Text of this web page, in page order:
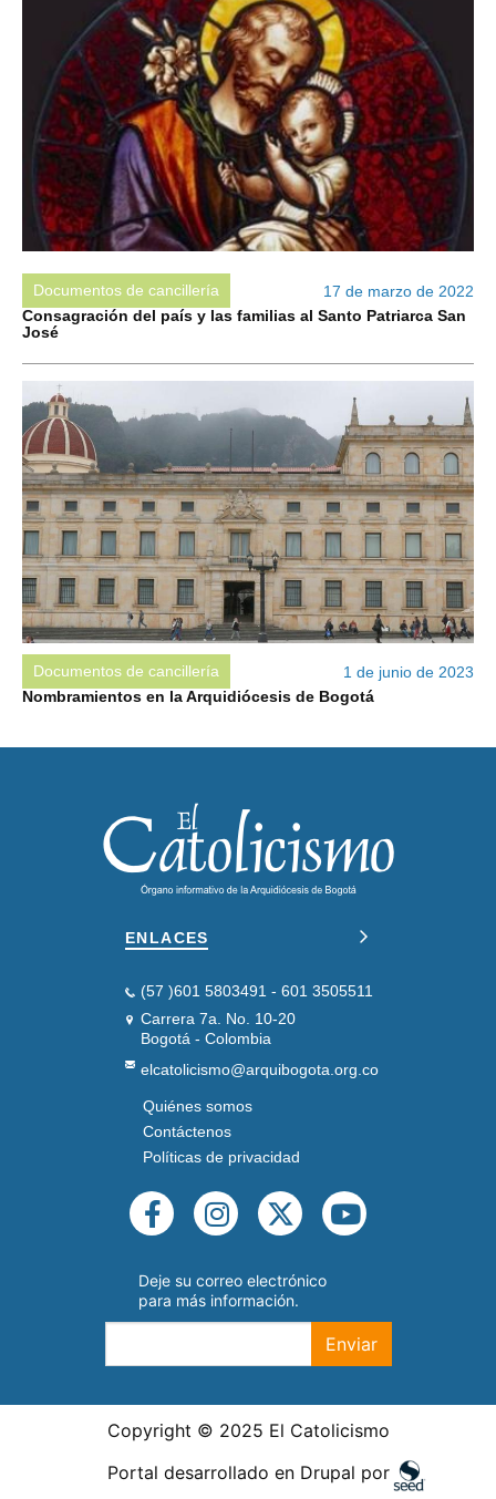
Documentos de cancillería
17 de marzo de 2022
Consagración del país y las familias al Santo Patriarca San
José
Documentos de cancillería
1 de junio de 2023
Nombramientos en la Arquidiócesis de Bogotá
ENLACES
(57 )601 5803491 - 601 3505511
Carrera 7a. No. 10-20
Bogotá - Colombia
elcatolicismo@arquibogota.org.co
PIE
DE
PÁGINA
SEGUNDO
Quiénes somos
Contáctenos
Políticas de privacidad
REDES
SOCIALES
Deje su correo electrónico
para más información.
Enviar
Copyright © 2025 El Catolicismo
Portal desarrollado en Drupal por